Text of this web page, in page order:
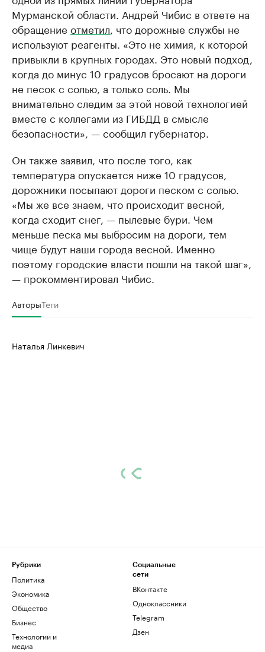
Мурманской области. Андрей Чибис в ответе на
обращение отметил, что дорожные службы не
используют реагенты. «Это не химия, к которой
привыкли в крупных городах. Это новый подход,
когда до минус 10 градусов бросают на дороги
не песок с солью, а только соль. Мы
внимательно следим за этой новой технологией
вместе с коллегами из ГИБДД в смысле
безопасности», — сообщил губернатор.
Он также заявил, что после того, как
температура опускается ниже 10 градусов,
дорожники посыпают дороги песком с солью.
«Мы же все знаем, что происходит весной,
когда сходит снег, — пылевые бури. Чем
меньше песка мы выбросим на дороги, тем
чище будут наши города весной. Именно
поэтому городские власти пошли на такой шаг»,
— прокомментировал Чибис.
АвторыТеги
Наталья Линкевич
Рубрики
Политика
Экономика
Общество
Бизнес
Технологии и
медиа
Социальные
сети
ВКонтакте
Одноклассники
Telegram
Дзен